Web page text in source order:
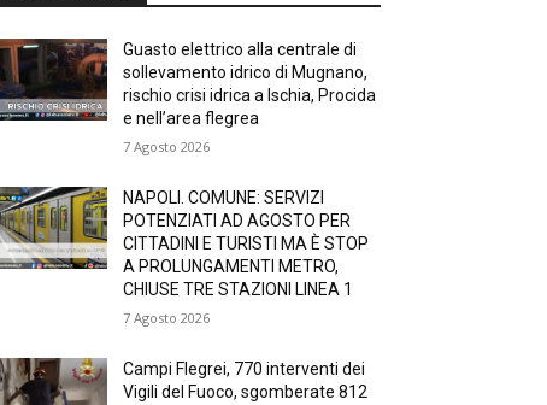
Guasto elettrico alla centrale di
sollevamento idrico di Mugnano,
rischio crisi idrica a Ischia, Procida
e nell’area flegrea
7 Agosto 2026
NAPOLI. COMUNE: SERVIZI
POTENZIATI AD AGOSTO PER
CITTADINI E TURISTI MA È STOP
A PROLUNGAMENTI METRO,
CHIUSE TRE STAZIONI LINEA 1
7 Agosto 2026
Campi Flegrei, 770 interventi dei
Vigili del Fuoco, sgomberate 812